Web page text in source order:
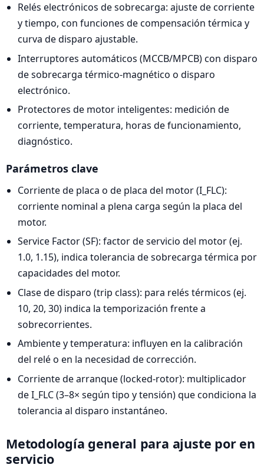
Relés electrónicos de sobrecarga: ajuste de corriente
y tiempo, con funciones de compensación térmica y
curva de disparo ajustable.
Interruptores automáticos (MCCB/MPCB) con disparo
de sobrecarga térmico-magnético o disparo
electrónico.
Protectores de motor inteligentes: medición de
corriente, temperatura, horas de funcionamiento,
diagnóstico.
Parámetros clave
Corriente de placa o de placa del motor (I_FLC):
corriente nominal a plena carga según la placa del
motor.
Service Factor (SF): factor de servicio del motor (ej.
1.0, 1.15), indica tolerancia de sobrecarga térmica por
capacidades del motor.
Clase de disparo (trip class): para relés térmicos (ej.
10, 20, 30) indica la temporización frente a
sobrecorrientes.
Ambiente y temperatura: influyen en la calibración
del relé o en la necesidad de corrección.
Corriente de arranque (locked-rotor): multiplicador
de I_FLC (3–8× según tipo y tensión) que condiciona la
tolerancia al disparo instantáneo.
Metodología general para ajuste por en
servicio